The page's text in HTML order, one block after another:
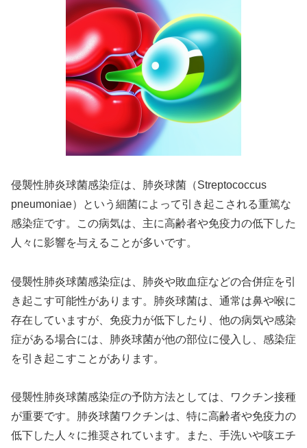
侵襲性肺炎球菌感染症は、肺炎球菌（Streptococcus
pneumoniae）という細菌によって引き起こされる重篤な
感染症です。この病気は、主に高齢者や免疫力の低下した
人々に影響を与えることが多いです。
侵襲性肺炎球菌感染症は、肺炎や敗血症などの合併症を引
き起こす可能性があります。肺炎球菌は、通常は鼻や喉に
存在していますが、免疫力が低下したり、他の病気や感染
症がある場合には、肺炎球菌が他の部位に侵入し、感染症
を引き起こすことがあります。
侵襲性肺炎球菌感染症の予防方法としては、ワクチン接種
が重要です。肺炎球菌ワクチンは、特に高齢者や免疫力の
低下した人々に推奨されています。また、手洗いや咳エチ